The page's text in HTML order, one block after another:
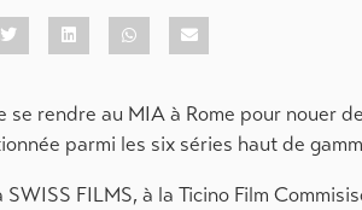
se rendre au MIA à Rome pour nouer
parmi les six séries haut de
FILMS, à la Ticino Film